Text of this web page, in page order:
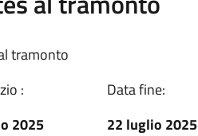
tramonto
:
2025
Data fine:
22 luglio 2025